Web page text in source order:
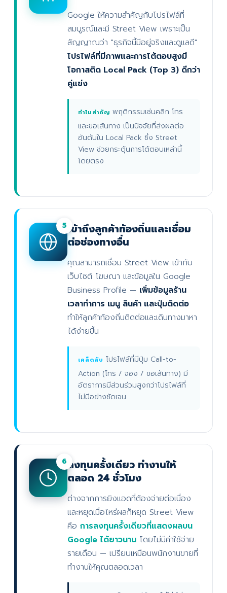
Google ให้ความสำคัญกับโปรไฟล์ที่
สมบูรณ์และมี Street View เพราะเป็น
สัญญาณว่า "ธุรกิจนี้มีอยู่จริงและดูแลดี"
โปรไฟล์ที่มีภาพและการโต้ตอบสูงมี
โอกาสติด Local Pack (Top 3) ดีกว่า
คู่แข่ง
ทำไมสำคัญ พฤติกรรมเช่นคลิก โทร
และขอเส้นทาง เป็นปัจจัยที่ส่งผลต่อ
อันดับใน Local Pack ซึ่ง Street
View ช่วยกระตุ้นการโต้ตอบเหล่านี้
โดยตรง
5เข้าถึงลูกค้าท้องถิ่นและเชื่อม
ต่อช่องทางอื่น
คุณสามารถเชื่อม Street View เข้ากับ
เว็บไซต์ โฆษณา และข้อมูลใน Google
Business Profile — เพิ่มข้อมูลร้าน
เวลาทำการ เมนู สินค้า และปุ่มติดต่อ
ทำให้ลูกค้าท้องถิ่นติดต่อและเดินทางมาหา
ได้ง่ายขึ้น
เคล็ดลับ โปรไฟล์ที่มีปุ่ม Call-to-
Action (โทร / จอง / ขอเส้นทาง) มี
อัตราการมีส่วนร่วมสูงกว่าโปรไฟล์ที่
ไม่มีอย่างชัดเจน
6ลงทุนครั้งเดียว ทำงานให้
ตลอด 24 ชั่วโมง
ต่างจากการยิงแอดที่ต้องจ่ายต่อเนื่อง
และหยุดเมื่อไหร่ผลก็หยุด Street View
คือ การลงทุนครั้งเดียวที่แสดงผลบน
Google ได้ยาวนาน โดยไม่มีค่าใช้จ่าย
รายเดือน — เปรียบเหมือนพนักงานขายที่
ทำงานให้คุณตลอดเวลา